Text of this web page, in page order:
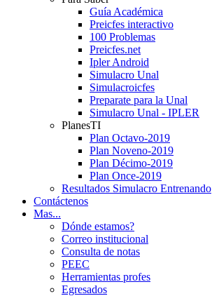
Guía Académica
Preicfes interactivo
100 Problemas
Preicfes.net
Ipler Android
Simulacro Unal
Simulacroicfes
Preparate para la Unal
Simulacro Unal - IPLER
PlanesTI
Plan Octavo-2019
Plan Noveno-2019
Plan Décimo-2019
Plan Once-2019
Resultados Simulacro Entrenando
Contáctenos
Mas...
Dónde estamos?
Correo institucional
Consulta de notas
PEEC
Herramientas profes
Egresados